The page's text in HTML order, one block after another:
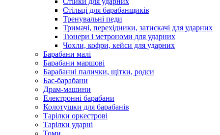
Стільці для барабанщиків
Тренувальні педи
Тримачі, перехідники, затискачі для ударних
Тюнери і метрономи для ударних
Чохли, кофри, кейси для ударних
Барабани малі
Барабани маршові
Барабанні палички, щітки, родси
Бас-барабани
Драм-машини
Електронні барабани
Колотушки для барабанів
Тарілки оркестрові
Тарілки ударні
Томи